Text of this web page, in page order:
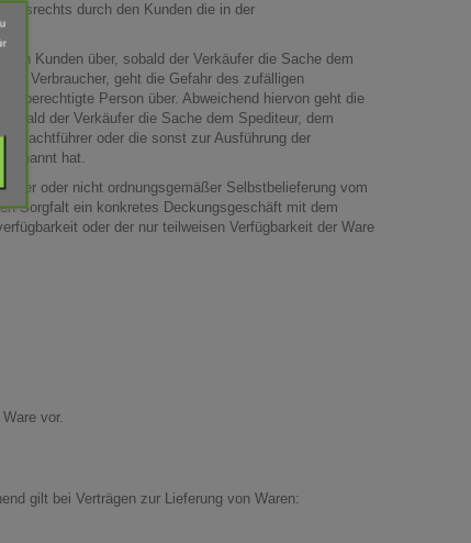
durch den Kunden die in der
Kunden über, sobald der Verkäufer die Sache dem
Verbraucher, geht die Gefahr des zufälligen
Person über. Abweichend hiervon geht die
der Verkäufer die Sache dem Spediteur, dem
Frachtführer oder die sonst zur Ausführung der
benannt hat.
oder nicht ordnungsgemäßer Selbstbelieferung vom
Sorgfalt ein konkretes Deckungsgeschäft mit dem
oder der nur teilweisen Verfügbarkeit der Ware
vor.
gilt bei Verträgen zur Lieferung von Waren: